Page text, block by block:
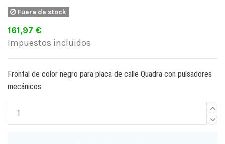
Fuera de stock
161,97 €
Impuestos incluidos
Frontal de color negro para placa de calle Quadra con pulsadores
mecánicos